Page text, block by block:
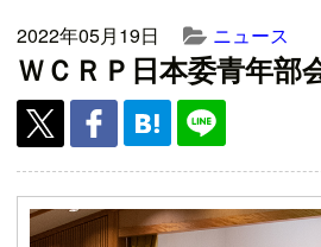
2022年05月19日 ニュース
ＷＣＲＰ日本委青年部